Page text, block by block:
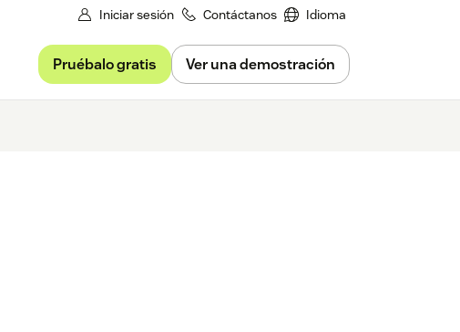
Iniciar sesión Contáctanos Idioma
Pruébalo gratis Ver una demostración